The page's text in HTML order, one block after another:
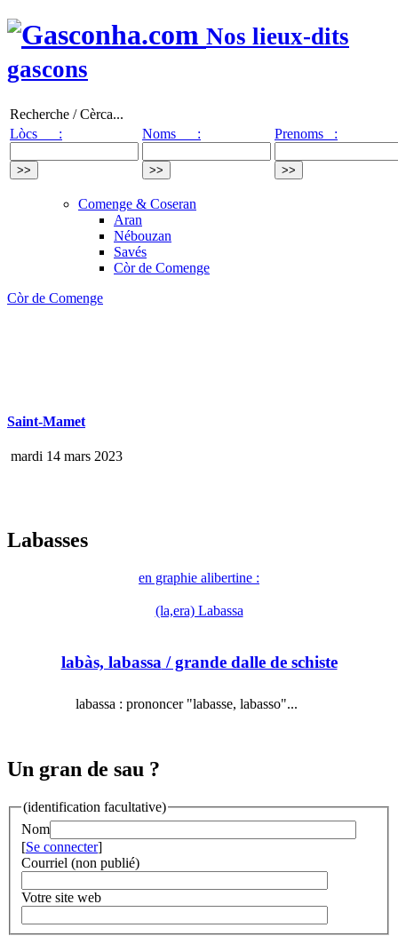
Nos lieux-dits
gascons
Recherche / Cèrca...
Lòcs :
Noms : Prenoms :
Comenge & Coseran
Aran
Nébouzan
Savés
Còr de Comenge
Còr de Comenge
Saint-Mamet
mardi 14 mars 2023
Labasses
en graphie alibertine :
(la,era) Labassa
labàs, labassa / grande dalle de schiste
labassa : prononcer "labasse, labasso"...
Un gran de sau ?
(identification facultative)
Nom
[Se connecter]
Courriel (non publié)
Votre site web